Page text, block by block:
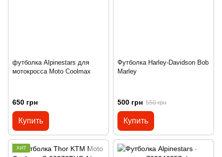
футболка Alpinestars для
мотокросса Moto Coolmax
650 грн
Купить
Футболка Harley-Davidson Bob
Marley
500 грн 550 грн
Купить
ХИТ